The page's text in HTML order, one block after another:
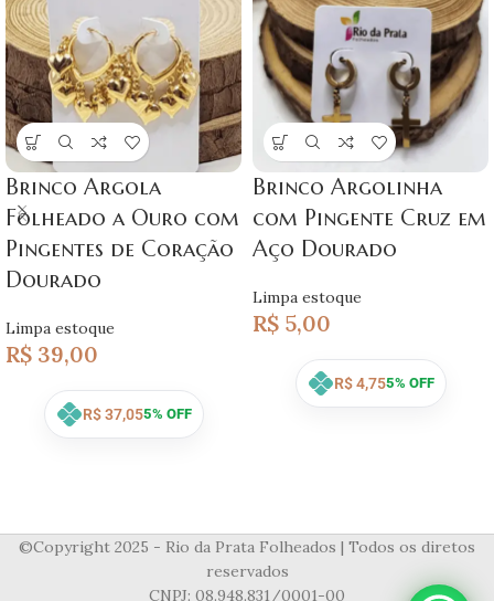
Brinco Argola
Folheado a Ouro com
Pingentes de Coração
Dourado
Limpa estoque
R$ 39,00
R$37,055% OFF
Brinco Argolinha
com Pingente Cruz em
Aço Dourado
Limpa estoque
R$ 5,00
R$4,755% OFF
©Copyright 2025 - Rio da Prata Folheados | Todos os diretos
reservados
CNPJ: 08.948.831/0001-00